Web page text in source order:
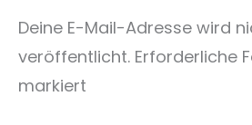
Deine E-Mail-Adresse wird
veröffentlicht. Erforderliche
markiert